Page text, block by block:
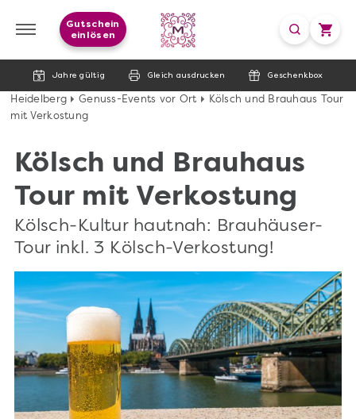
Jahre gültig Gleich ausdrucken Geschenkbox
Gutschein
einlösen
Heidelberg Genuss-Events vor Ort
Kölsch und Brauhaus Tour
mit Verkostung
Kölsch und Brauhaus
Tour mit Verkostung
Kölsch-Kultur hautnah: Brauhäuser-
Tour inkl. 3 Kölsch-Verkostung!